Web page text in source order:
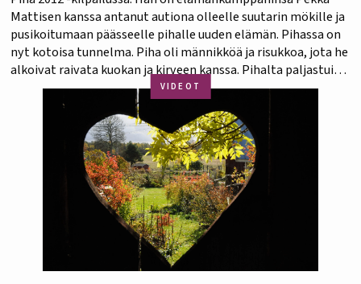
Mattisen kanssa antanut autiona olleelle suutarin mökille ja
pusikoitumaan päässeelle pihalle uuden elämän. Pihassa on
nyt kotoisa tunnelma. Piha oli männikköä ja risukkoa, jota he
alkoivat raivata kuokan ja kirveen kanssa. Pihalta paljastui
kätkettyjä aarteita: pionit pääsivät kukkimaan,
juhannusruusut leviämään,…
VIDEOT